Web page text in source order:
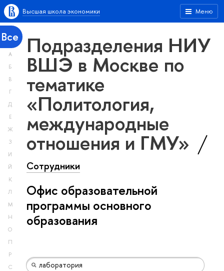
Меню
Высшая школа экономики
Все
А
Б
В
Г
Д
Е
Ж
З
И
Й
К
Л
М
Н
О
П
Р
С
Подразделения НИУ
ВШЭ в Москве по
тематике
«Политология,
международные
отношения и ГМУ»
Сотрудники
Офис образовательной
программы основного
образования